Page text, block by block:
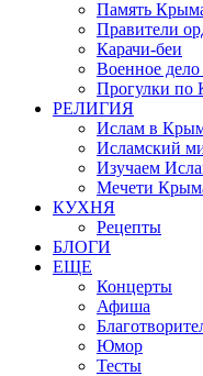
Память
Правители
Карачи-беи
Военное
Прогулки по
РЕЛИГИЯ
Ислам в
Исламский
Изучаем
Мечети
КУХНЯ
Рецепты
БЛОГИ
ЕЩЕ
Концерты
Афиша
Юмор
Тесты